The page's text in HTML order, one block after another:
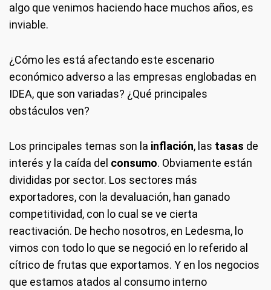
algo que venimos haciendo hace muchos años, es
inviable.
¿Cómo les está afectando este escenario
económico adverso a las empresas englobadas en
IDEA, que son variadas? ¿Qué principales
obstáculos ven?
Los principales temas son la inflación, las tasas de
interés y la caída del consumo. Obviamente están
divididas por sector. Los sectores más
exportadores, con la devaluación, han ganado
competitividad, con lo cual se ve cierta
reactivación. De hecho nosotros, en Ledesma, lo
vimos con todo lo que se negoció en lo referido al
cítrico de frutas que exportamos. Y en los negocios
que estamos atados al consumo interno